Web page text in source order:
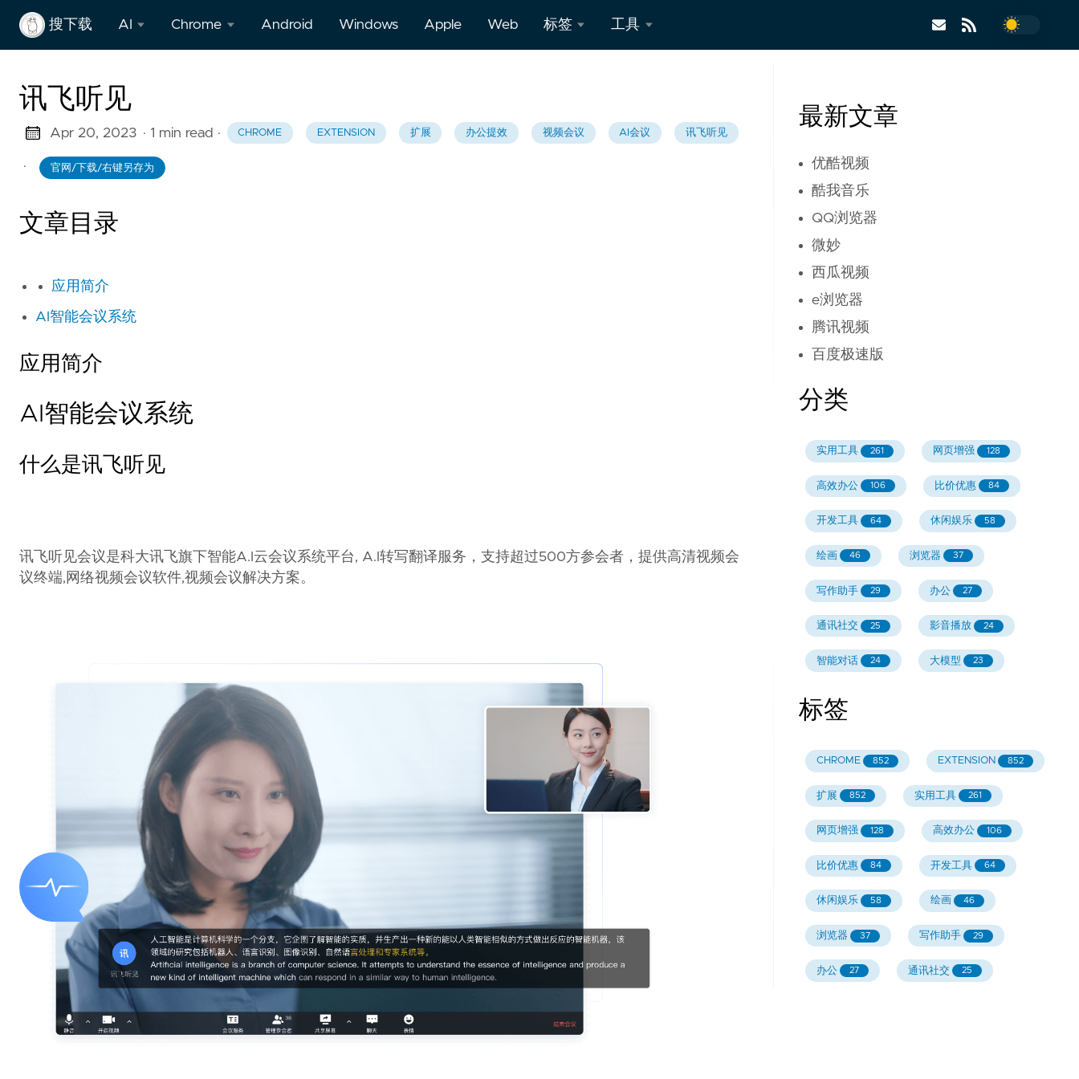
搜下载 AI
作
手
创
提
片
处
思
维
平
台
编
程
工
具
Chrome
休闲娱乐
高效办公
Android Windows Apple Web 标签
chrome
工具
UrlEncode
讯飞听见
Apr 20, 2023 · 1 min read · CHROME EXTENSION 扩展 办公提效 视频会议 AI会议 讯飞听见
· 官网/下载/右键另存为
文章目录
应用简介
AI智能会议系统
应用简介
AI智能会议系统
什么是讯飞听见
讯飞听见会议是科大讯飞旗下智能A.I云会议系统平台, A.I转写翻译服务，支持超过500方参会者，提供高清视频会
议终端,网络视频会议软件,视频会议解决方案。
最新文章
优酷视频
酷我音乐
QQ浏览器
微妙
西瓜视频
e浏览器
腾讯视频
百度极速版
分类
实用工具 261 网页增强 128
高效办公 106 比价优惠 84
开发工具 64 休闲娱乐 58
绘画 46 浏览器 37
写作助手 29 办公 27
通讯社交 25 影音播放 24
智能对话 24 大模型 23
标签
CHROME 852 EXTENSION 852
扩展 852 实用工具 261
网页增强 128 高效办公 106
比价优惠 84 开发工具 64
休闲娱乐 58 绘画 46
浏览器 37 写作助手 29
办公 27 通讯社交 25